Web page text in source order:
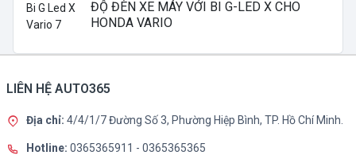
ĐỘ ĐÈN XE MÁY VỚI BI G-LED X CHO
HONDA VARIO
LIÊN HỆ AUTO365
Địa chỉ: 4/4/1/7 Đường Số 3, Phường Hiệp Bình, TP. Hồ Chí Minh.
Hotline: 0365365911 - 0365365365